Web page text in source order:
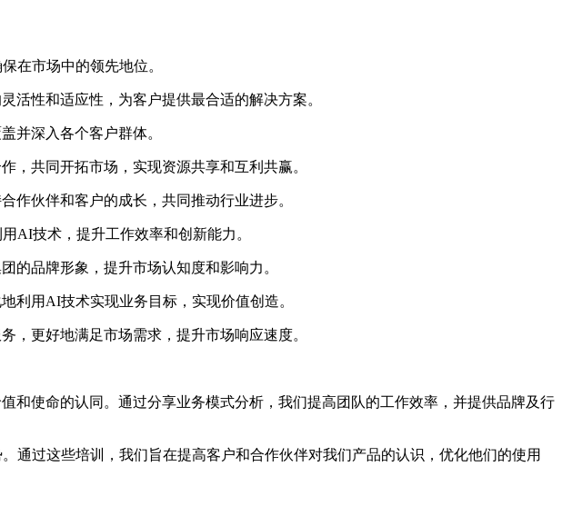
在市场中的领先地位。
活性和适应性，为客户提供最合适的解决方案。
并深入各个客户群体。
，共同开拓市场，实现资源共享和互利共赢。
作伙伴和客户的成长，共同推动行业进步。
AI技术，提升工作效率和创新能力。
的品牌形象，提升市场认知度和影响力。
利用AI技术实现业务目标，实现价值创造。
，更好地满足市场需求，提升市场响应速度。
和使命的认同。通过分享业务模式分析，我们提高团队的工作效率，并提供品牌及行
过这些培训，我们旨在提高客户和合作伙伴对我们产品的认识，优化他们的使用